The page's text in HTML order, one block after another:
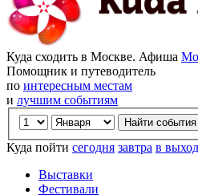
Куда сходить в Москве. Афиша
Помощник и путеводитель
по интересным местам
и лучшим событиям
Куда пойти сегодня завтра в
Выставки
Фестивали